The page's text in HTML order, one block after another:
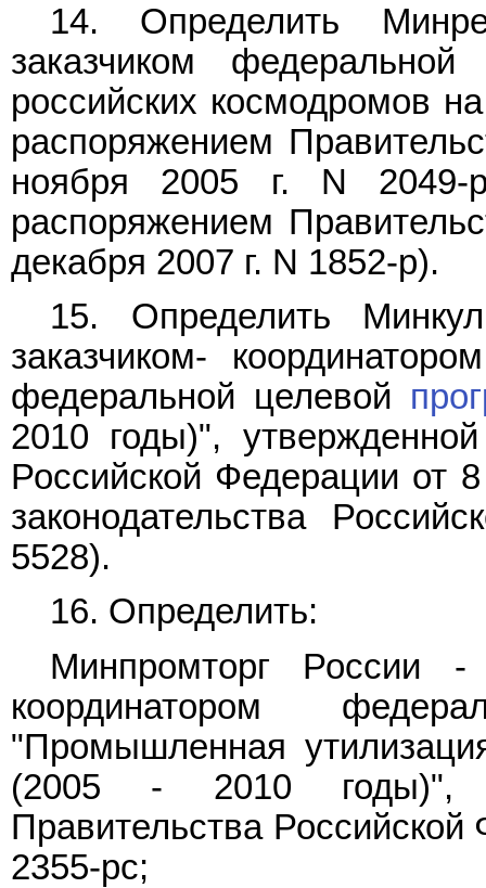
14. Определить
заказчиком
российских космодромов
распоряжением
ноября 2005 г. N 2049-
распоряжением
декабря 2007 г. N 1852-р).
15. Определить
заказчиком-
федеральной целевой
2010 годы)",
Российской Федерации от
законодательства
5528).
16. Определить:
Минпромторг России -
координатором
"Промышленная
(2005 - 2010 годы)",
Правительства Российской
2355-рс;